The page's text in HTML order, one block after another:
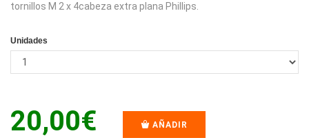
tornillos M 2 x 4cabeza extra plana Phillips.
Unidades
20,00€ AÑADIR